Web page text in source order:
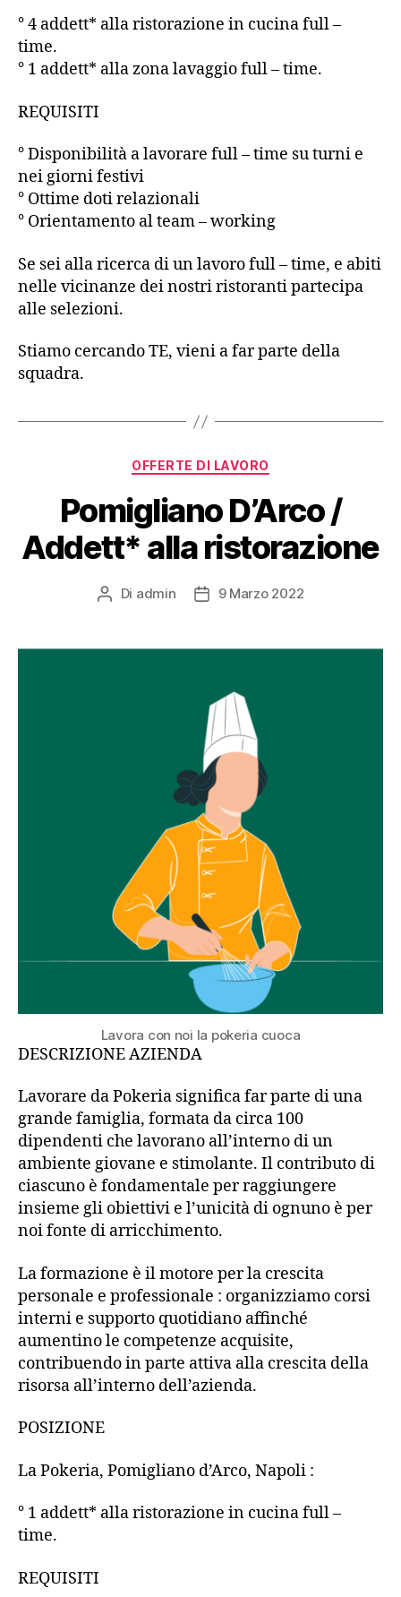
° 4 addett* alla ristorazione in cucina full –
time.
° 1 addett* alla zona lavaggio full – time.
REQUISITI
° Disponibilità a lavorare full – time su turni e
nei giorni festivi
° Ottime doti relazionali
° Orientamento al team – working
Se sei alla ricerca di un lavoro full – time, e abiti
nelle vicinanze dei nostri ristoranti partecipa
alle selezioni.
Stiamo cercando TE, vieni a far parte della
squadra.
OFFERTE DI LAVORO
Pomigliano D’Arco /
Addett* alla ristorazione
Di admin 9 Marzo 2022
Lavora con noi la pokeria cuoca
DESCRIZIONE AZIENDA
Lavorare da Pokeria significa far parte di una
grande famiglia, formata da circa 100
dipendenti che lavorano all’interno di un
ambiente giovane e stimolante. Il contributo di
ciascuno è fondamentale per raggiungere
insieme gli obiettivi e l’unicità di ognuno è per
noi fonte di arricchimento.
La formazione è il motore per la crescita
personale e professionale : organizziamo corsi
interni e supporto quotidiano affinché
aumentino le competenze acquisite,
contribuendo in parte attiva alla crescita della
risorsa all’interno dell’azienda.
POSIZIONE
La Pokeria, Pomigliano d’Arco, Napoli :
° 1 addett* alla ristorazione in cucina full –
time.
REQUISITI